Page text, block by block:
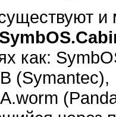
как: